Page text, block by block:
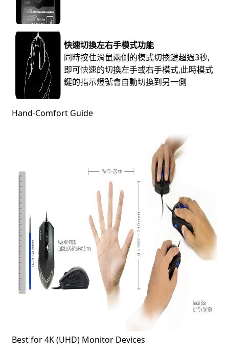
快速切換左右手模式功能
同時按住滑鼠兩側的模式切換鍵超過3秒,
即可快速的切換左手或右手模式,此時模式
鍵的指示燈號會自動切換到另一側
Hand-Comfort Guide
Best for 4K (UHD) Monitor Devices